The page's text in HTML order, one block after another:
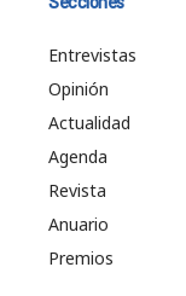
Entrevistas
Opinión
Actualidad
Agenda
Revista
Anuario
Premios